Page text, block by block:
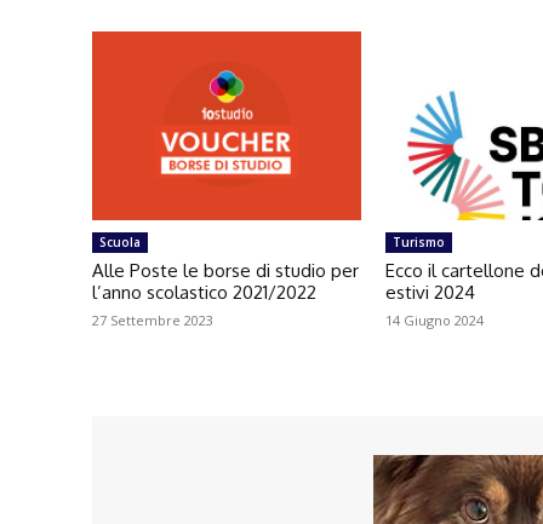
Scuola
Alle Poste le borse di studio per
l’anno scolastico 2021/2022
27 Settembre 2023
Turismo
Ecco il cartellone
estivi 2024
14 Giugno 2024